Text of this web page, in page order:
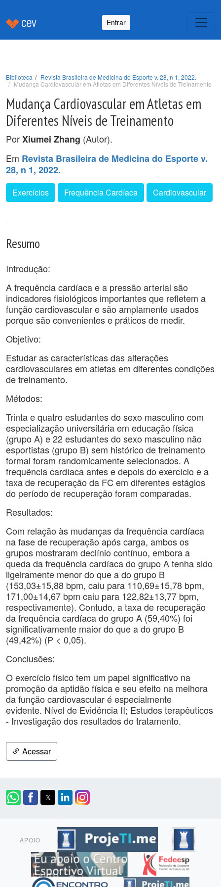
Entrar
Biblioteca
Revista Brasileira de Medicina do Esporte v. 28, n 1, 2022.
Mudança Cardiovascular em Atletas em Diferentes Níveis de Treinamento
Mudança Cardiovascular em Atletas em
Diferentes Níveis de Treinamento
PorXiumei Zhang (Autor).
Em Revista Brasileira de Medicina do Esporte v.
28, n 1, 2022.
Exercícios Frequência Cardíaca Cardiovascular
Resumo
Introdução:
A frequência cardíaca e a pressão arterial são
indicadores fisiológicos importantes que refletem a
função cardiovascular e são amplamente usados
porque são convenientes e práticos de medir.
Objetivo:
Estudar as características das alterações
cardiovasculares em atletas em diferentes condições
de treinamento.
Métodos:
Trinta e quatro estudantes do sexo masculino com
especialização universitária em educação física
(grupo A) e 22 estudantes do sexo masculino não
esportistas (grupo B) sem histórico de treinamento
formal foram randomicamente selecionados. A
frequência cardíaca antes e depois do exercício e a
taxa de recuperação da FC em diferentes estágios
do período de recuperação foram comparadas.
Resultados:
Com relação às mudanças da frequência cardíaca
na fase de recuperação após carga, ambos os
grupos mostraram declínio contínuo, embora a
queda da frequência cardíaca do grupo A tenha sido
ligeiramente menor do que a do grupo B
(153,03±15,88 bpm, caiu para 110,69±15,78 bpm,
171,00±14,67 bpm caiu para 122,82±13,77 bpm,
respectivamente). Contudo, a taxa de recuperação
da frequência cardíaca do grupo A (59,40%) foi
significativamente maior do que a do grupo B
(49,42%) (P < 0,05).
Conclusões:
O exercício físico tem um papel significativo na
promoção da aptidão física e seu efeito na melhora
da função cardiovascular é especialmente
evidente. Nível de Evidência II; Estudos terapêuticos
- Investigação dos resultados do tratamento.
Acessar
APOIO